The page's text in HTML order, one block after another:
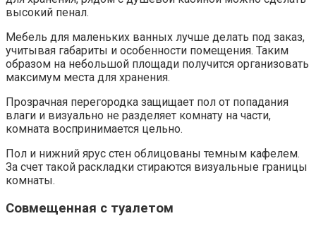
высокий пенал.
Мебель для маленьких ванных лучше делать под заказ,
учитывая габариты и особенности помещения. Таким
образом на небольшой площади получится организовать
максимум места для хранения.
Прозрачная перегородка защищает пол от попадания
влаги и визуально не разделяет комнату на части,
комната воспринимается цельно.
Пол и нижний ярус стен облицованы темным кафелем.
За счет такой раскладки стираются визуальные границы
комнаты.
Совмещенная с туалетом